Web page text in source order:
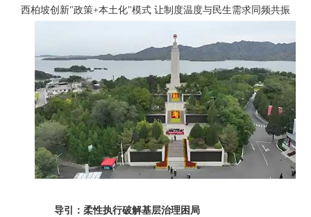
西柏坡创新"政策+本土化"模式 让制度温度与民生需求同频共振
导引：柔性执行破解基层治理困局